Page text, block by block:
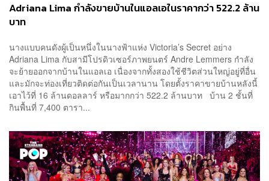
Adriana Lima กำลังขายบ้านในแอลเอในราคากว่า 522.2 ล้าน
บาท
นางแบบคนดังผู้เป็นหนึ่งในนางฟ้าแห่ง Victoria’s Secret อย่าง
Adriana Lima กับสามีโปรดิวเซอร์ภาพยนตร์ Andre Lemmers กำลัง
จะย้ายออกจากบ้านในแอลเอ เนื่องจากทั้งสองใช้ชีวิตส่วนใหญ่อยู่ที่อื่น
และมักจะท่องเที่ยวติดต่อกันเป็นเวลานาน โดยตั้งราคาขายบ้านหลังนี้
เอาไว้ที่ 16 ล้านดอลลาร์ หรือมากกว่า 522.2 ล้านบาท บ้าน 2 ชั้นที่
กินพื้นที่ 7,400 ตารา...